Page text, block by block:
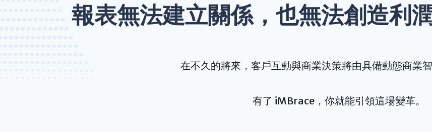
報表無法建立關係，也無法創造利潤
在不久的將來，客戶互動與商業決策將由具備動態商業智
有了 iMBrace，你就能引領這場變革。